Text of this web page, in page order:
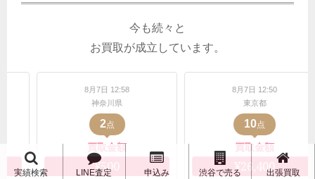
今も続々と
お買取が成立しています。
¥500
買取金額
¥26,400
実績検索 LINE査定 申込み 渋谷で売る 出張買取